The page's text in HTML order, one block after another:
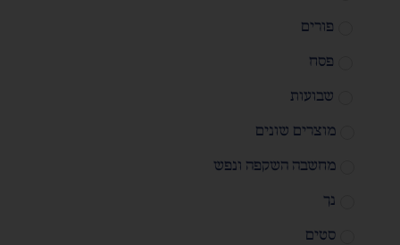
פורים
פסח
שבועות
מוצרים שונים
מחשבה השקפה ונפש
נך
סטים